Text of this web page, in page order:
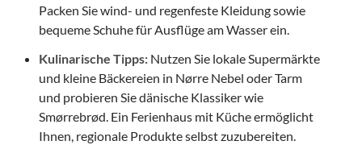
Packen Sie wind- und regenfeste Kleidung sowie
bequeme Schuhe für Ausflüge am Wasser ein.
Kulinarische Tipps: Nutzen Sie lokale Supermärkte
und kleine Bäckereien in Nørre Nebel oder Tarm
und probieren Sie dänische Klassiker wie
Smørrebrød. Ein Ferienhaus mit Küche ermöglicht
Ihnen, regionale Produkte selbst zuzubereiten.